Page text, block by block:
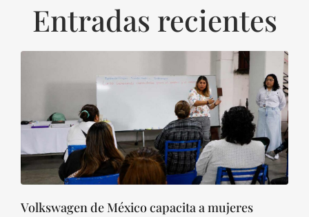
Entradas recientes
Volkswagen de México capacita a mujeres